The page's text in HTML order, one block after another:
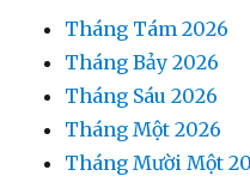
Tháng Tám 2026
Tháng Bảy 2026
Tháng Sáu 2026
Tháng Một 2026
Tháng Mười Một